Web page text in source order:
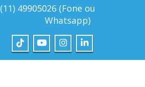
(11) 49905026 (Fone ou
Whatsapp)